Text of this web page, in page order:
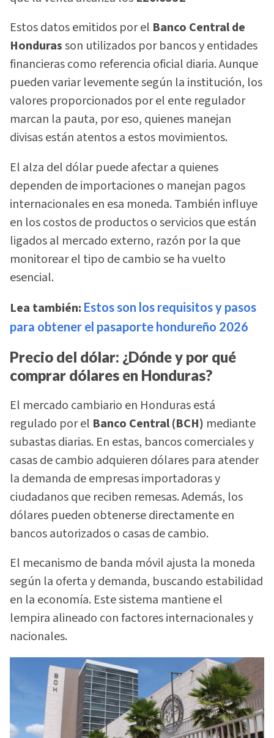
Estos datos emitidos por el Banco Central de
Hondurasson utilizados por bancos y entidades
financieras como referencia oficial diaria. Aunque
pueden variar levemente según la institución, los
valores proporcionados por el ente regulador
marcan la pauta, por eso, quienes manejan
divisas están atentos a estos movimientos.
El alza del dólar puede afectar a quienes
dependen de importaciones o manejan pagos
internacionales en esa moneda. También influye
en los costos de productos o servicios que están
ligados al mercado externo, razón por la que
monitorear el tipo de cambio se ha vuelto
esencial.
Lea también: Estos son los requisitos y pasos
para obtener el pasaporte hondureño 2026
Precio del dólar: ¿Dónde y por qué
comprar dólares en Honduras?
El mercado cambiario en Honduras está
regulado por el Banco Central (BCH) mediante
subastas diarias. En estas, bancos comerciales y
casas de cambio adquieren dólares para atender
la demanda de empresas importadoras y
ciudadanos que reciben remesas. Además, los
dólares pueden obtenerse directamente en
bancos autorizados o casas de cambio.
El mecanismo de banda móvil ajusta la moneda
según la oferta y demanda, buscando estabilidad
en la economía. Este sistema mantiene el
lempira alineado con factores internacionales y
nacionales.